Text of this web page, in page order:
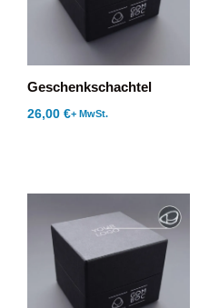
Geschenkschachtel
26,00 €+ MwSt.